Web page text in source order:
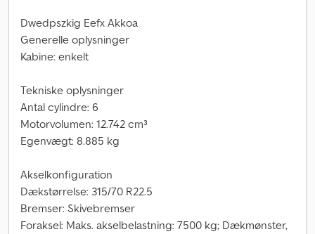
Dwedpszkig Eefx Akkoa
Generelle oplysninger
Kabine: enkelt
Tekniske oplysninger
Antal cylindre: 6
Motorvolumen: 12.742 cm³
Egenvægt: 8.885 kg
Akselkonfiguration
Dækstørrelse: 315/70 R22.5
Bremser: Skivebremser
Foraksel: Maks. akselbelastning: 7500 kg; Dækmønster,